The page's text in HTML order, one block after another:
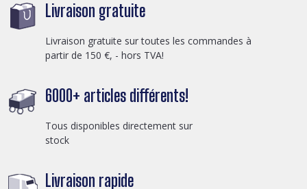
Livraison gratuite
Livraison gratuite sur toutes les commandes à
partir de 150 €, - hors TVA!
6000+ articles différents!
Tous disponibles directement sur
stock
Livraison rapide